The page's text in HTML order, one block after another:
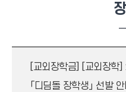
[교외장학금]
[교외장학
「디딤돌 장학생」 선발